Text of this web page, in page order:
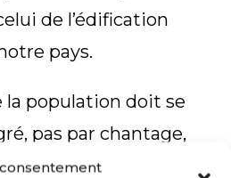
de l’édification
pays.
la population doit se
pas par chantage,
tromperies